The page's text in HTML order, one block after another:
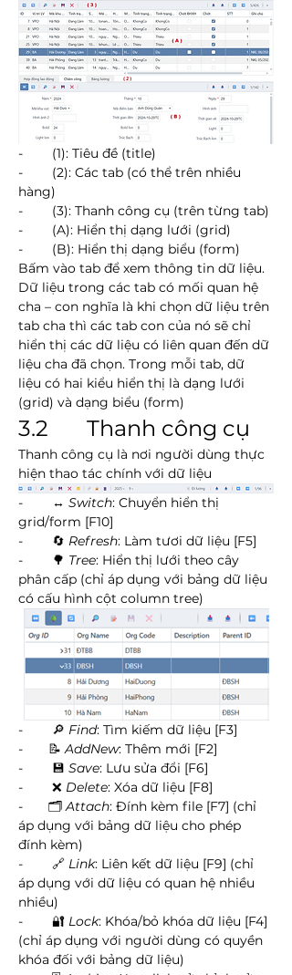
-        (1): Tiêu đề (title)
-        (2): Các tab (có thể trên nhiều
hàng)
-        (3): Thanh công cụ (trên từng tab)
-        (A): Hiển thị dạng lưới (grid)
-        (B): Hiển thị dạng biểu (form)
Bấm vào tab để xem thông tin dữ liệu.
Dữ liệu trong các tab có mối quan hệ
cha – con nghĩa là khi chọn dữ liệu trên
tab cha thì các tab con của nó sẽ chỉ
hiển thị các dữ liệu có liên quan đến dữ
liệu cha đã chọn. Trong mỗi tab, dữ
liệu có hai kiểu hiển thị là dạng lưới
(grid) và dạng biểu (form)
3.2       Thanh công cụ
Thanh công cụ là nơi người dùng thực
hiện thao tác chính với dữ liệu
-        ↔️ Switch: Chuyển hiển thị
grid/form [F10]
-        🔄 Refresh: Làm tươi dữ liệu [F5]
-        🌳 Tree: Hiển thị lưới theo cây
phân cấp (chỉ áp dụng với bảng dữ liệu
có cấu hình cột column tree)
-        🔎 Find: Tìm kiếm dữ liệu [F3]
-       📝 AddNew: Thêm mới [F2]
-        💾 Save: Lưu sửa đổi [F6]
-        ❌ Delete: Xóa dữ liệu [F8]
-       🗂️ Attach: Đính kèm file [F7] (chỉ
áp dụng với bảng dữ liệu cho phép
đính kèm)
-        🔗 Link: Liên kết dữ liệu [F9] (chỉ
áp dụng với dữ liệu có quan hệ nhiều
nhiều)
-        🔐 Lock: Khóa/bỏ khóa dữ liệu [F4]
(chỉ áp dụng với người dùng có quyền
khóa đối với bảng dữ liệu)